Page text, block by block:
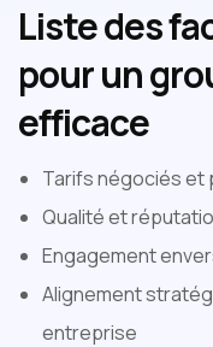
Liste des
pour un
efficace
Tarifs négociés et
Qualité et
Engagement
Alignement
entreprise